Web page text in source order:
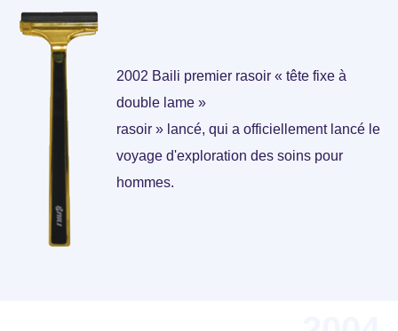
2002 Baili premier rasoir « tête fixe à
double lame »
rasoir » lancé, qui a officiellement lancé le
voyage d'exploration des soins pour
hommes.